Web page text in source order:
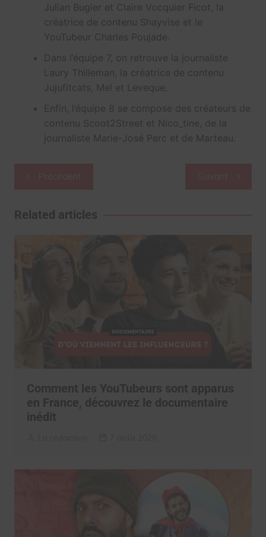
Julian Bugier et Claire Vocquier Ficot, la
créatrice de contenu Shayvise et le
YouTubeur Charles Poujade.
Dans l’équipe 7, on retrouve la journaliste
Laury Thilleman, la créatrice de contenu
Jujufitcats, Mel et Leveque.
Enfin, l’équipe 8 se compose des créateurs de
contenu Scoot2Street et Nico_tine, de la
journaliste Marie-José Perc et de Marteau.
l’article
Related articles
Comment les YouTubeurs sont apparus
en France, découvrez le documentaire
inédit